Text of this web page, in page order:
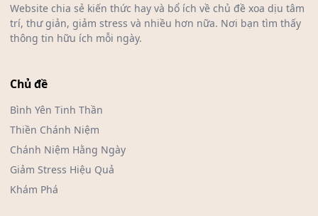
Website chia sẻ kiến thức hay và bổ ích về chủ đề xoa dịu tâm
trí, thư giản, giảm stress và nhiều hơn nữa. Nơi bạn tìm thấy
thông tin hữu ích mỗi ngày.
Chủ đề
Bình Yên Tinh Thần
Thiền Chánh Niệm
Chánh Niệm Hằng Ngày
Giảm Stress Hiệu Quả
Khám Phá